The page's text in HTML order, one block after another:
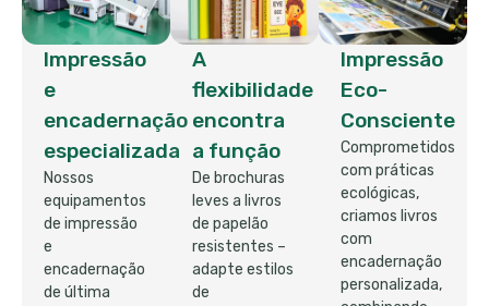
Impressão
e
encadernação
especializada
Nossos
equipamentos
de impressão
e
encadernação
de última
A
flexibilidade
encontra
a função
De brochuras
leves a livros
de papelão
resistentes –
adapte estilos
de
Impressão
Eco-
Consciente
Comprometidos
com práticas
ecológicas,
criamos livros
com
encadernação
personalizada,